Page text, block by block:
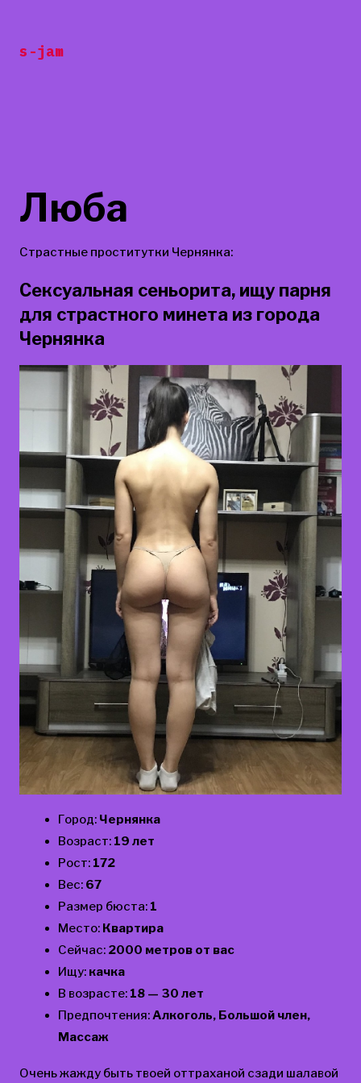
содержанию
s-jam
Люба
Страстные проститутки Чернянка:
Сексуальная сеньорита, ищу парня
для страстного минета из города
Чернянка
Город: Чернянка
Возраст: 19 лет
Рост: 172
Вес: 67
Размер бюста: 1
Место: Квартира
Сейчас: 2000 метров от вас
Ищу: качка
В возрасте: 18 — 30 лет
Предпочтения:Алкоголь, Большой член,
Массаж
Очень жажду быть твоей оттраханой сзади шалавой